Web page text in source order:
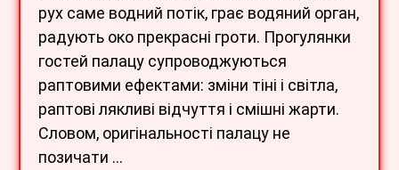
рух саме водний потік, грає водяний орган,
радують око прекрасні гроти. Прогулянки
гостей палацу супроводжуються
раптовими ефектами: зміни тіні і світла,
раптові лякливі відчуття і смішні жарти.
Словом, оригінальності палацу не
позичати …